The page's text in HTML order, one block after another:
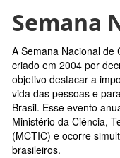
Semana
A Semana Nacional de
criado em 2004 por
objetivo destacar a
vida das pessoas e
Brasil. Esse evento
Ministério da Ciência,
(MCTIC) e ocorre
brasileiros.